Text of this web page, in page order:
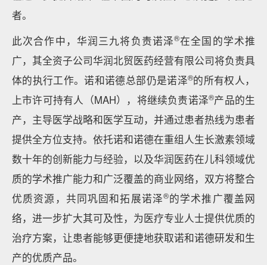
者。
此次合作中，华润三九将负责诺泽®在全国的学术推
广，其全资子公司华润北贸医药经营有限公司将负责具
体的执行工作。诺和诺德总部仍是诺泽®的所有权人，
上市许可持有人（MAH），将继续负责诺泽®产品的生
产，主导医学战略和医学互动，并通过患者热线为患者
提供全方位支持。依托诺和诺德在重组人生长激素领域
数十年的创新能力与经验，以及华润医药在儿科领域优
质的学术推广能力和广泛覆盖的商业网络，双方将整合
优质资源，共同巩固和拓展诺泽®的学术推广覆盖网
络，进一步扩大其可及性，为医疗专业人士提供优质的
治疗方案，让患者能够更便捷地获取诺和诺德研发和生
产的优质产品。